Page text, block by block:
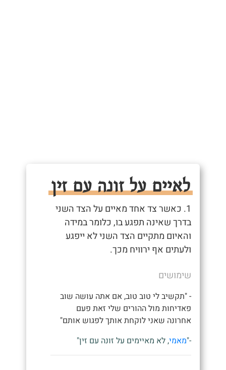
לאיים על זונה עם זין
1. כאשר צד אחד מאיים על הצד השני
בדרך שאינה תפגע בו, כלומר במידה
והאיום מתקיים הצד השני לא ייפגע
ולעתים אף ירוויח מכך.
שימושים
- "תקשיב לי טוב טוב, אם אתה עושה שוב
פאדיחות מול ההורים שלי זאת פעם
אחרונה שאני לוקחת אותך לפגוש אותם"
-"מאמי, לא מאיימים על זונה עם זין"